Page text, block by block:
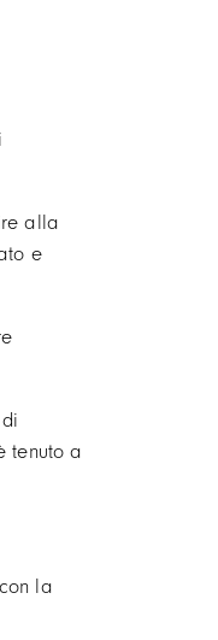
alla
e
tenuto a
la